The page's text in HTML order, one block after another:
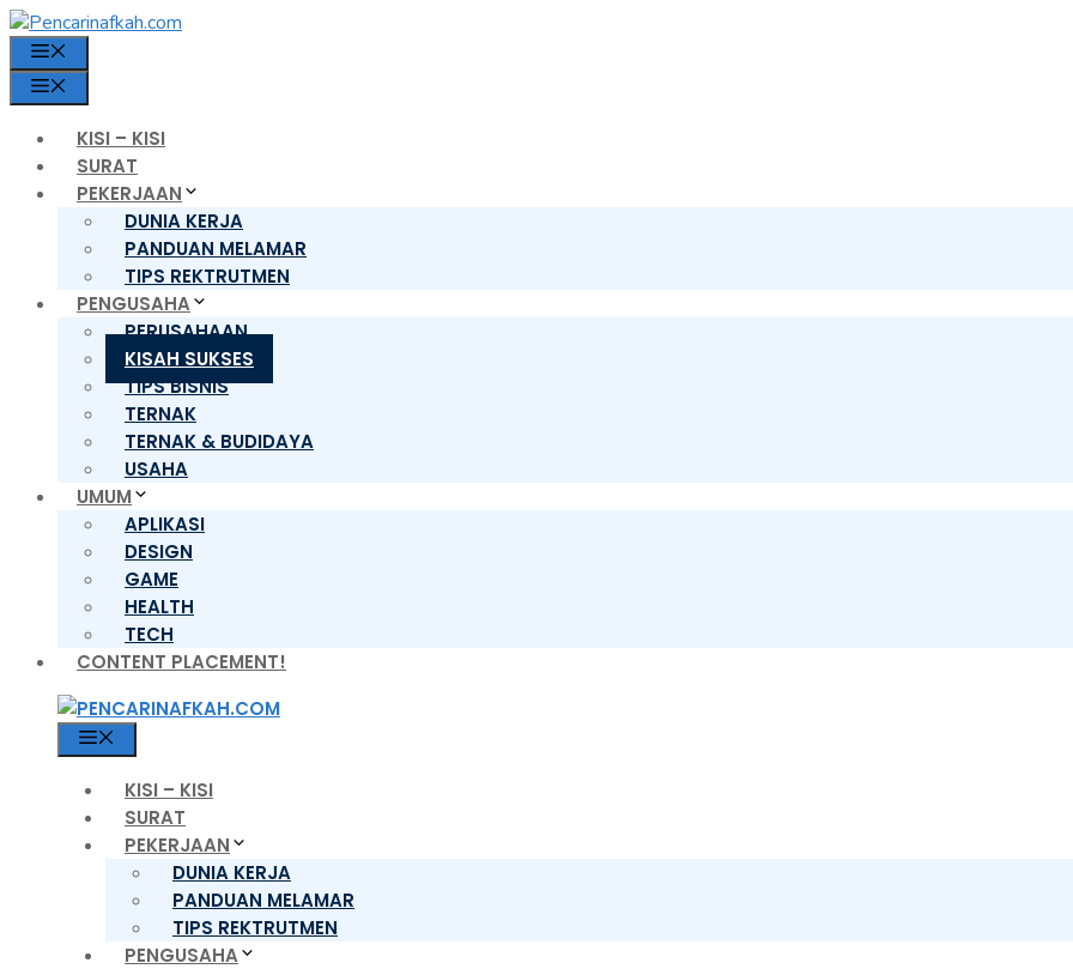
Langsung
isi
KISI – KISI
SURAT
PEKERJAAN
DUNIA KERJA
PANDUAN MELAMAR
TIPS REKTRUTMEN
PENGUSAHA
PERUSAHAAN
KISAH SUKSES
TIPS BISNIS
TERNAK
TERNAK & BUDIDAYA
USAHA
UMUM
APLIKASI
DESIGN
GAME
HEALTH
TECH
CONTENT PLACEMENT!
KISI – KISI
SURAT
PEKERJAAN
DUNIA KERJA
PANDUAN MELAMAR
TIPS REKTRUTMEN
PENGUSAHA